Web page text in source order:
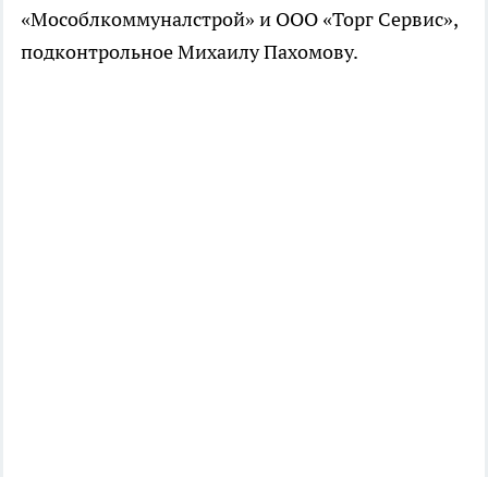
«Мособлкоммуналстрой» и ООО «Торг Сервис»,
подконтрольное Михаилу Пахомову.